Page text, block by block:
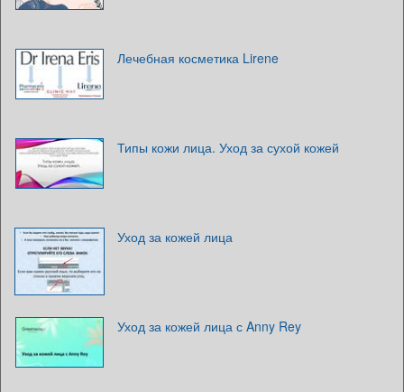
Лечебная косметика Lirene
Типы кожи лица. Уход за сухой кожей
Уход за кожей лица
Уход за кожей лица с Anny Rey